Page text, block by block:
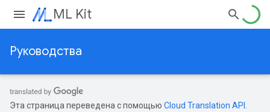
ML Kit
Руководства
Эта страница переведена с помощью Cloud Translation API